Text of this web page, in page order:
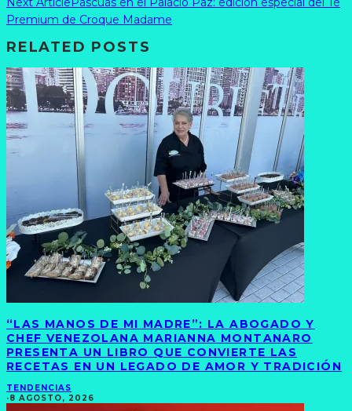
Premium de Croque Madame
RELATED POSTS
“LAS MANOS DE MI MADRE”: LA ABOGADO Y
CHEF VENEZOLANA MARIANNA MONTANARO
PRESENTA UN LIBRO QUE CONVIERTE LAS
RECETAS EN UN LEGADO DE AMOR Y TRADICIÓN
TENDENCIAS
·8 AGOSTO, 2026